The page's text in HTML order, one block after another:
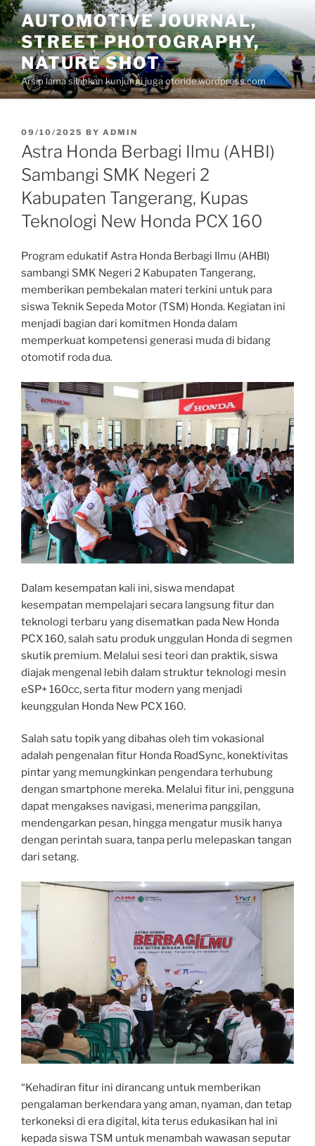
Skip
to
content
AUTOMOTIVE JOURNAL,
STREET PHOTOGRAPHY,
NATURE SHOT
Arsip lama silahkan kunjungi juga otoride.wordpress.com
POSTED
ON
09/10/2025 BY ADMIN
Astra Honda Berbagi Ilmu (AHBI)
Sambangi SMK Negeri 2
Kabupaten Tangerang, Kupas
Teknologi New Honda PCX 160
Program edukatif Astra Honda Berbagi Ilmu (AHBI)
sambangi SMK Negeri 2 Kabupaten Tangerang,
memberikan pembekalan materi terkini untuk para
siswa Teknik Sepeda Motor (TSM) Honda. Kegiatan ini
menjadi bagian dari komitmen Honda dalam
memperkuat kompetensi generasi muda di bidang
otomotif roda dua.
Dalam kesempatan kali ini, siswa mendapat
kesempatan mempelajari secara langsung fitur dan
teknologi terbaru yang disematkan pada New Honda
PCX 160, salah satu produk unggulan Honda di segmen
skutik premium. Melalui sesi teori dan praktik, siswa
diajak mengenal lebih dalam struktur teknologi mesin
eSP+ 160cc, serta fitur modern yang menjadi
keunggulan Honda New PCX 160.
Salah satu topik yang dibahas oleh tim vokasional
adalah pengenalan fitur Honda RoadSync, konektivitas
pintar yang memungkinkan pengendara terhubung
dengan smartphone mereka. Melalui fitur ini, pengguna
dapat mengakses navigasi, menerima panggilan,
mendengarkan pesan, hingga mengatur musik hanya
dengan perintah suara, tanpa perlu melepaskan tangan
dari setang.
“Kehadiran fitur ini dirancang untuk memberikan
pengalaman berkendara yang aman, nyaman, dan tetap
terkoneksi di era digital, kita terus edukasikan hal ini
kepada siswa TSM untuk menambah wawasan seputar